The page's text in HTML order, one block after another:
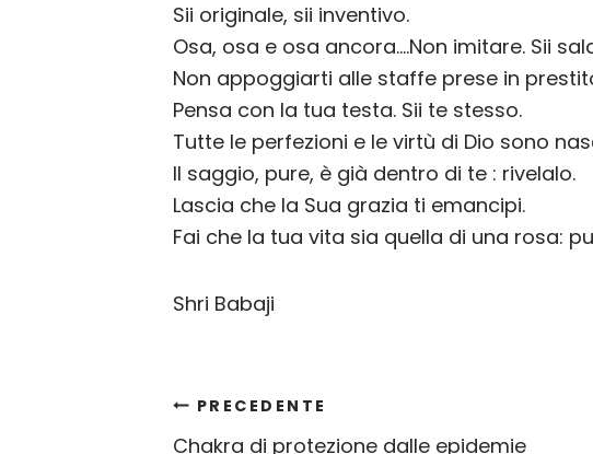
Sii originale, sii inventivo.
Osa, osa e osa ancora….Non imitare. Sii
Non appoggiarti alle staffe prese in
Pensa con la tua testa. Sii te stesso.
Tutte le perfezioni e le virtù di Dio sono
Il saggio, pure, è già dentro di te : rivelalo.
Lascia che la Sua grazia ti emancipi.
Fai che la tua vita sia quella di una rosa:
Shri Babaji
Navigazione
PRECEDENTE
Chakra di protezione dalle epidemie